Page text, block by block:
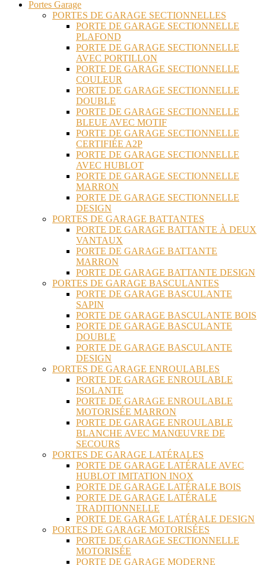
Portes Garage
PORTES DE GARAGE SECTIONNELLES
PORTE DE GARAGE SECTIONNELLE
PLAFOND
PORTE DE GARAGE SECTIONNELLE
AVEC PORTILLON
PORTE DE GARAGE SECTIONNELLE
COULEUR
PORTE DE GARAGE SECTIONNELLE
DOUBLE
PORTE DE GARAGE SECTIONNELLE
BLEUE AVEC MOTIF
PORTE DE GARAGE SECTIONNELLE
CERTIFIÉE A2P
PORTE DE GARAGE SECTIONNELLE
AVEC HUBLOT
PORTE DE GARAGE SECTIONNELLE
MARRON
PORTE DE GARAGE SECTIONNELLE
DESIGN
PORTES DE GARAGE BATTANTES
PORTE DE GARAGE BATTANTE À DEUX
VANTAUX
PORTE DE GARAGE BATTANTE
MARRON
PORTE DE GARAGE BATTANTE DESIGN
PORTES DE GARAGE BASCULANTES
PORTE DE GARAGE BASCULANTE
SAPIN
PORTE DE GARAGE BASCULANTE BOIS
PORTE DE GARAGE BASCULANTE
DOUBLE
PORTE DE GARAGE BASCULANTE
DESIGN
PORTES DE GARAGE ENROULABLES
PORTE DE GARAGE ENROULABLE
ISOLANTE
PORTE DE GARAGE ENROULABLE
MOTORISÉE MARRON
PORTE DE GARAGE ENROULABLE
BLANCHE AVEC MANŒUVRE DE
SECOURS
PORTES DE GARAGE LATÉRALES
PORTE DE GARAGE LATÉRALE AVEC
HUBLOT IMITATION INOX
PORTE DE GARAGE LATÉRALE BOIS
PORTE DE GARAGE LATÉRALE
TRADITIONNELLE
PORTE DE GARAGE LATÉRALE DESIGN
PORTES DE GARAGE MOTORISÉES
PORTE DE GARAGE SECTIONNELLE
MOTORISÉE
PORTE DE GARAGE MODERNE